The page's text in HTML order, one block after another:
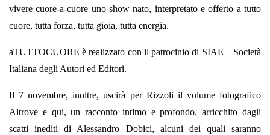
vivere cuore-a-cuore uno show nato, interpretato e offerto a tutto
cuore, tutta forza, tutta gioia, tutta energia.
aTUTTOCUORE è realizzato con il patrocinio di SIAE – Società
Italiana degli Autori ed Editori.
Il 7 novembre, inoltre, uscirà per Rizzoli il volume fotografico
Altrove e qui, un racconto intimo e profondo, arricchito dagli
scatti inediti di Alessandro Dobici, alcuni dei quali saranno